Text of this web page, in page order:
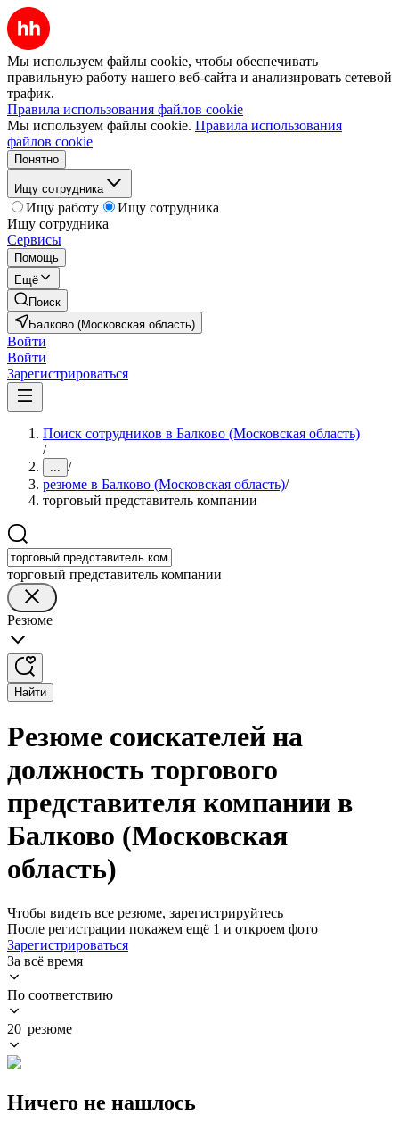
Мы используем файлы cookie, чтобы обеспечивать
правильную работу нашего веб-сайта и анализировать сетевой
трафик.
Правила использования файлов cookie
Мы используем файлы cookie. Правила использования
файлов cookie
Понятно
Ищу сотрудника
Ищу работу
Ищу сотрудника
Ищу сотрудника
Сервисы
Помощь
Ещё
Поиск
Балково (Московская область)
Войти
Войти
Зарегистрироваться
Поиск сотрудников в Балково (Московская область)
/
... /
резюме в Балково (Московская область)/
торговый представитель компании
торговый представитель компании
Резюме
Найти
Резюме соискателей на
должность торгового
представителя компании в
Балково (Московская
область)
Чтобы видеть все резюме, зарегистрируйтесь
После регистрации покажем ещё 1 и откроем фото
Зарегистрироваться
За всё время
По соответствию
20 резюме
Ничего не нашлось